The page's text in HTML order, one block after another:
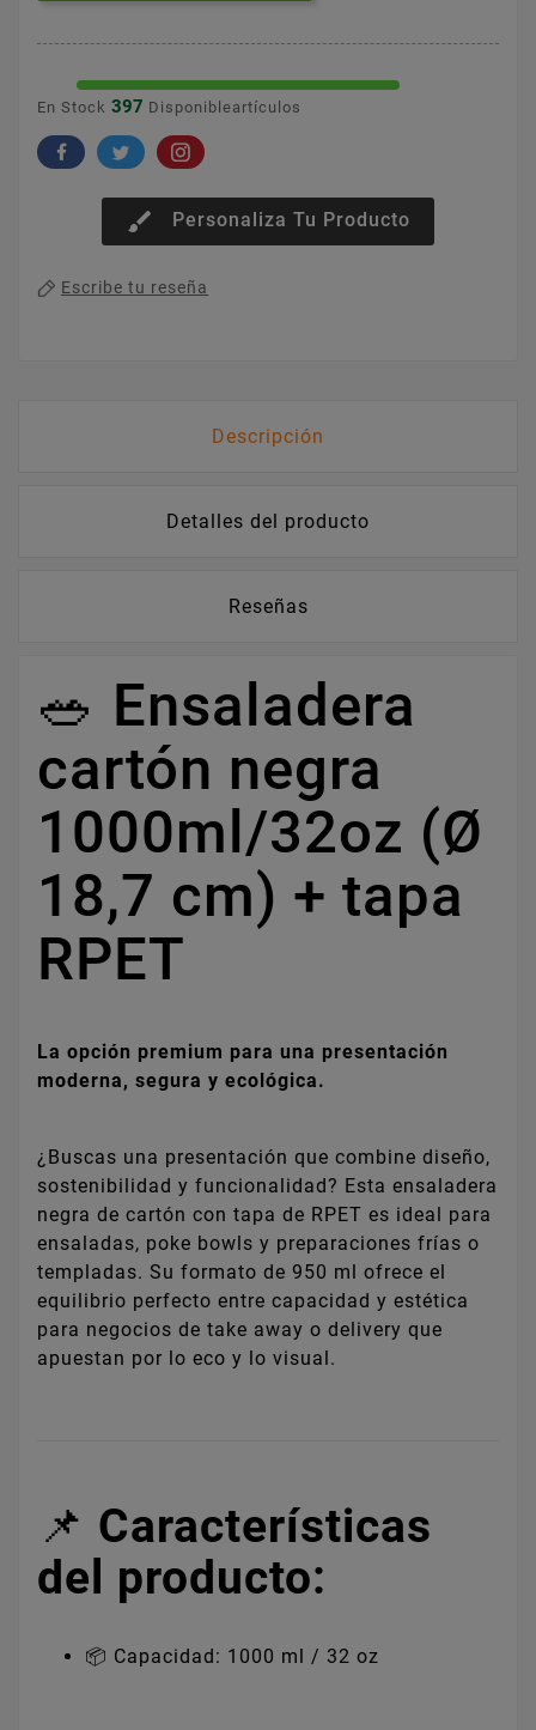
En Stock 397 Disponibleartículos
brush Personaliza Tu Producto
Escribe tu reseña
Descripción
Detalles del producto
Reseñas
🥗 Ensaladera
cartón negra
1000ml/32oz (Ø
18,7 cm) + tapa
RPET
La opción premium para una presentación
moderna, segura y ecológica.
¿Buscas una presentación que combine diseño,
sostenibilidad y funcionalidad? Esta ensaladera
negra de cartón con tapa de RPET es ideal para
ensaladas, poke bowls y preparaciones frías o
templadas. Su formato de 950 ml ofrece el
equilibrio perfecto entre capacidad y estética
para negocios de take away o delivery que
apuestan por lo eco y lo visual.
📌 Características
del producto:
📦 Capacidad: 1000 ml / 32 oz